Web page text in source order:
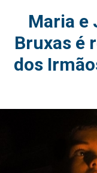
Maria e
Bruxas é
dos